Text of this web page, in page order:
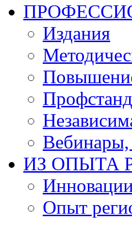
Издания
Вебинары,
ИЗ ОПЫТА
Опыт